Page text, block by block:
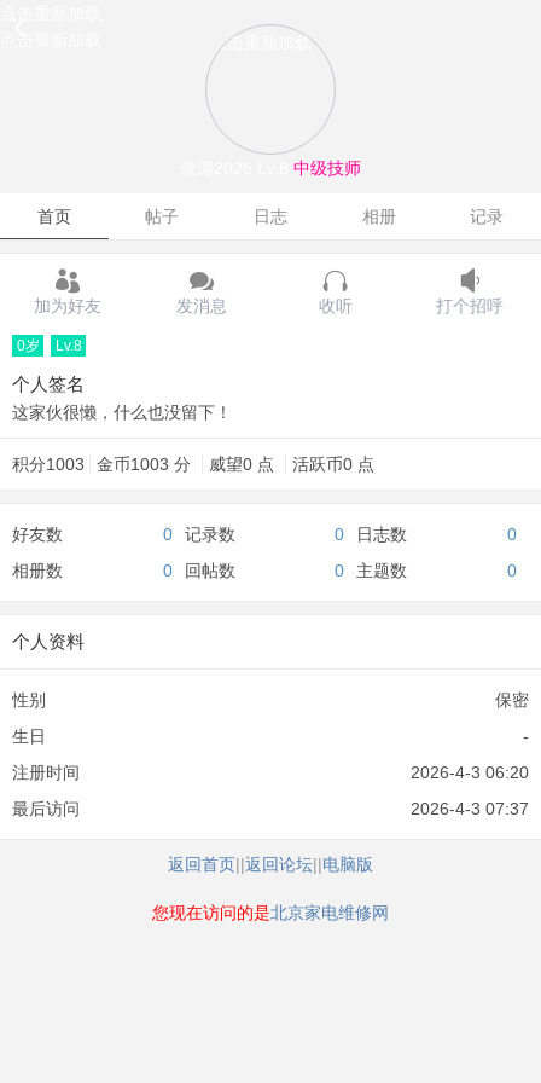
点击重新加载
中级技师
首页 帖子 日志 相册 记录
加为好友 发消息 收听 打个招呼
0岁 Lv.8
个人签名
这家伙很懒，什么也没留下！
积分1003 金币1003 分 威望0 点 活跃币0 点
好友数 0 记录数 0 日志数
0
相册数
0 回帖数 0 主题数 0
个人资料
性别
保密
生日
-
注册时间
2026-4-3 06:20
最后访问
2026-4-3 07:37
返回首页||返回论坛||电脑版
您现在访问的是北京家电维修网